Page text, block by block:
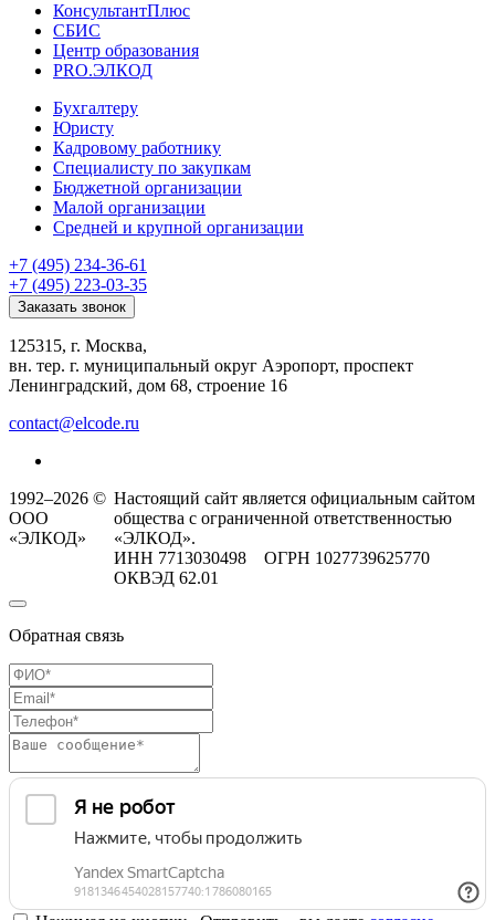
КонсультантПлюс
СБИС
Центр образования
PRO.ЭЛКОД
Бухгалтеру
Юристу
Кадровому работнику
Специалисту по закупкам
Бюджетной организации
Малой организации
Средней и крупной организации
+7 (495) 234-36-61
+7 (495) 223-03-35
Заказать звонок
125315, г. Москва,
вн. тер. г. муниципальный округ Аэропорт, проспект
Ленинградский, дом 68, строение 16
contact@elcode.ru
1992–2026 ©
ООО
«ЭЛКОД»
Настоящий сайт является официальным сайтом
общества с ограниченной ответственностью
«ЭЛКОД».
ИНН 7713030498 ОГРН 1027739625770
ОКВЭД 62.01
Обратная связь